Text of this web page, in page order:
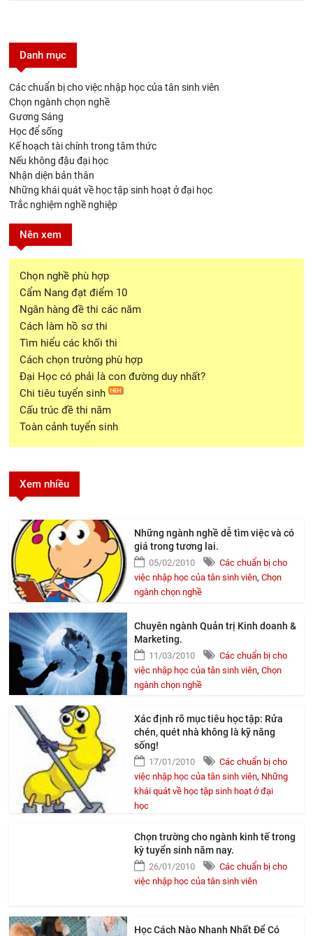
Danh mục
Các chuẩn bị cho việc nhập học của tân sinh viên
Chọn ngành chọn nghề
Gương Sáng
Học để sống
Kế hoạch tài chính trong tâm thức
Nếu không đậu đại học
Nhận diện bản thân
Những khái quát về học tập sinh hoạt ở đại học
Trắc nghiệm nghề nghiệp
Nên xem
Chọn nghề phù hợp
Cẩm Nang đạt điểm 10
Ngân hàng đề thi các năm
Cách làm hồ sơ thi
Tìm hiểu các khối thi
Cách chọn trường phù hợp
Đại Học có phải là con đường duy nhất?
Chi tiêu tuyển sinh
Cấu trúc đề thi năm
Toàn cảnh tuyển sinh
Xem nhiều
Những ngành nghề dễ tìm việc và có
giá trong tương lai.
05/02/2010
Các chuẩn bị cho
việc nhập học của tân sinh viên, Chọn
ngành chọn nghề
Chuyên ngành Quản trị Kinh doanh &
Marketing.
11/03/2010
Các chuẩn bị cho
việc nhập học của tân sinh viên, Chọn
ngành chọn nghề
Xác định rõ mục tiêu học tập: Rửa
chén, quét nhà không là kỹ năng
sống!
17/01/2010
Các chuẩn bị cho
việc nhập học của tân sinh viên, Những
khái quát về học tập sinh hoạt ở đại
học
Chọn trường cho ngành kinh tế trong
kỳ tuyển sinh năm nay.
26/01/2010
Các chuẩn bị cho
việc nhập học của tân sinh viên
Học Cách Nào Nhanh Nhất Để Có